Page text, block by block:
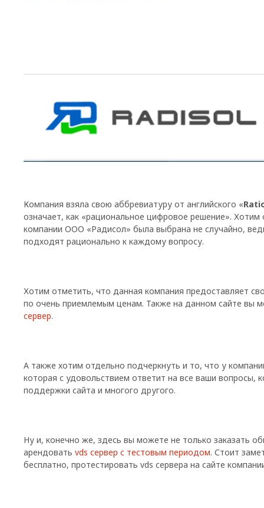
Компания взяла свою аббревиатуру от английского «
означает, как «рациональное цифровое решение».
компании ООО «Радисол» была выбрана не случайно,
подходят рационально к каждому вопросу.
Хотим отметить, что данная компания предоставляет
по очень приемлемым ценам. Также на данном сайте вы
сервер.
А также хотим отдельно подчеркнуть и то, что у
которая с удовольствием ответит на все ваши вопросы,
поддержки сайта и многого другого.
Ну и, конечно же, здесь вы можете не только заказать
арендовать vds сервер с тестовым периодом. Стоит
бесплатно, протестировать vds сервера на сайте